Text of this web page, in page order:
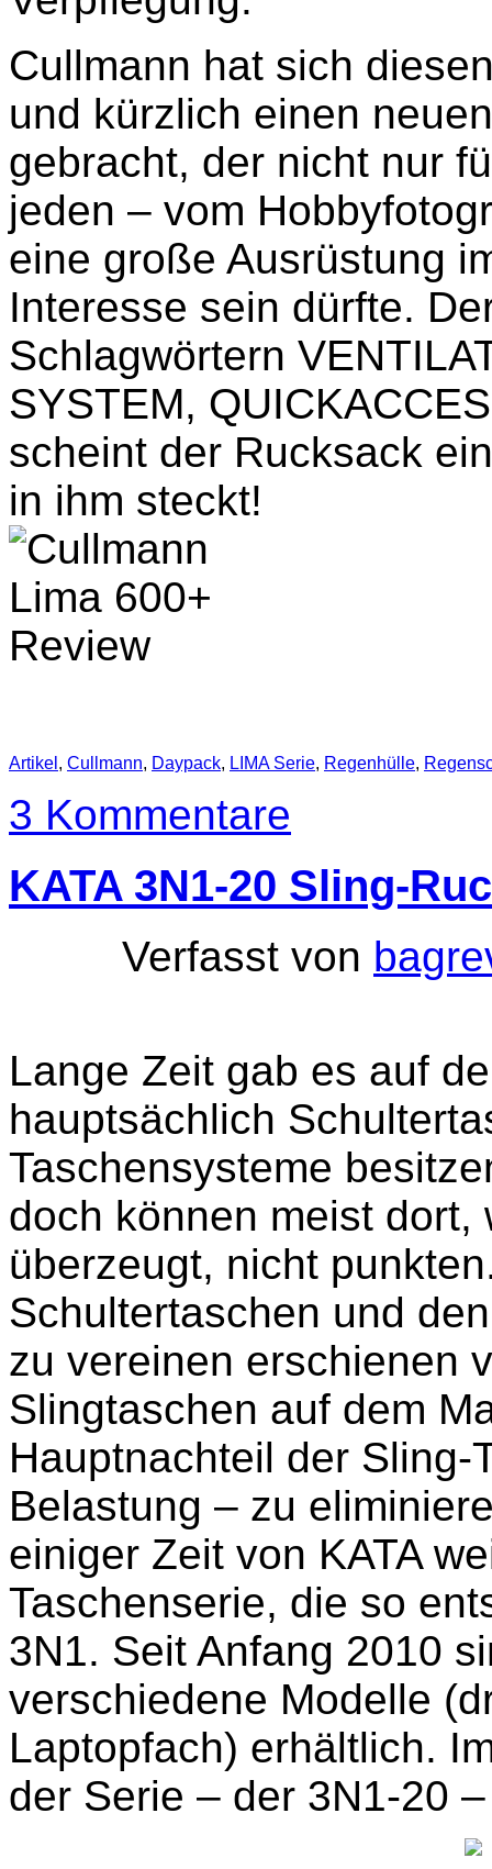
Cullmann hat sich
und kürzlich einen
gebracht, der nicht nur
jeden – vom
eine große Ausrüstung
Interesse sein dürfte.
Schlagwörtern
SYSTEM,
scheint der Rucksack
in ihm steckt!
Artikel , Cullmann, Daypack, LIMA Serie, Regenhülle,
3 Kommentare
KATA 3N1-20 Sling-
Verfasst von
Lange Zeit gab es auf
hauptsächlich
Taschensysteme
doch können meist dort,
überzeugt, nicht
Schultertaschen und
zu vereinen erschienen
Slingtaschen auf dem
Hauptnachteil der
Belastung – zu
einiger Zeit von KATA
Taschenserie, die so
3N1. Seit Anfang 2010
verschiedene Modelle
Laptopfach) erhältlich.
der Serie – der 3N1-20